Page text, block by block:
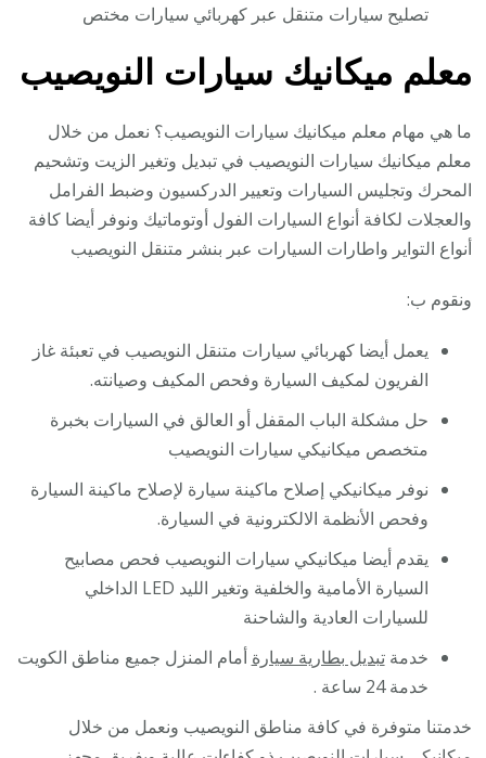
تصليح سيارات متنقل عبر كهربائي سيارات مختص
معلم ميكانيك سيارات النويصيب
ما هي مهام معلم ميكانيك سيارات النويصيب؟ نعمل من خلال
معلم ميكانيك سيارات النويصيب في تبديل وتغير الزيت وتشحيم
المحرك وتجليس السيارات وتعيير الدركسيون وضبط الفرامل
والعجلات لكافة أنواع السيارات الفول أوتوماتيك ونوفر أيضا كافة
أنواع التواير واطارات السيارات عبر بنشر متنقل النويصيب
ونقوم ب:
يعمل أيضا كهربائي سيارات متنقل النويصيب في تعبئة غاز
الفريون لمكيف السيارة وفحص المكيف وصيانته.
حل مشكلة الباب المقفل أو العالق في السيارات بخبرة
متخصص ميكانيكي سيارات النويصيب
نوفر ميكانيكي إصلاح ماكينة سيارة لإصلاح ماكينة السيارة
وفحص الأنظمة الالكترونية في السيارة.
يقدم أيضا ميكانيكي سيارات النويصيب فحص مصابيح
السيارة الأمامية والخلفية وتغير الليد LED الداخلي
للسيارات العادية والشاحنة
خدمةتبديل بطارية سيارة أمام المنزل جميع مناطق الكويت
خدمة 24 ساعة .
خدمتنا متوفرة في كافة مناطق النويصيب ونعمل من خلال